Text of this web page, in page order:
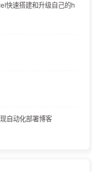
速搭建和升级自己的h
自动化部署博客